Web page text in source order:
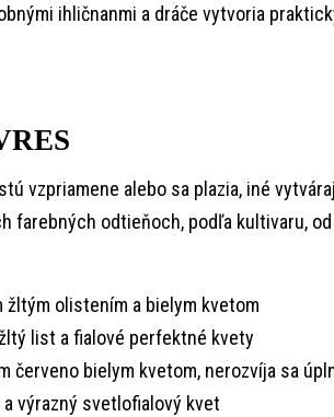
ihličnanmi a dráče vytvoria
vzpriamene alebo sa plazia, iné
farebných odtieňoch, podľa kultivaru,
žltým olistením a bielym kvetom
list a fialové perfektné kvety
červeno bielym kvetom, nerozvíja sa
výrazný svetlofialový kvet